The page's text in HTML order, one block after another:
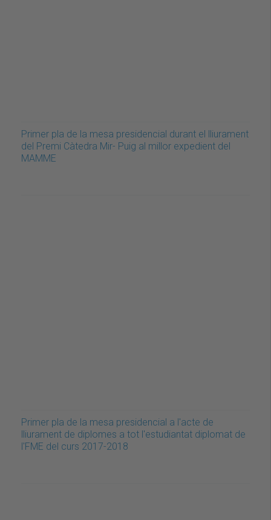
Primer pla de la mesa presidencial durant el lliurament
del Premi Càtedra Mir- Puig al millor expedient del
MAMME
Primer pla de la mesa presidencial a l'acte de
lliurament de diplomes a tot l'estudiantat diplomat de
l'FME del curs 2017-2018